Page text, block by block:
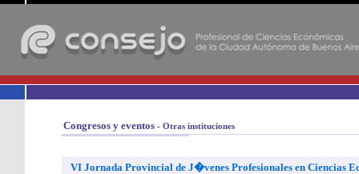
Congresos y eventos - Otras instituciones
VI Jornada Provincial de J�venes Profesionales en Ciencias